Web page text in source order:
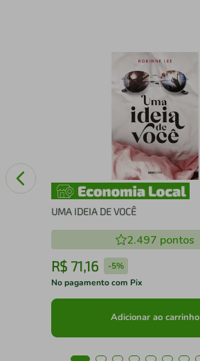
UMA IDEIA DE VOCÊ
2.497 pontos
R$ 71,16 -5%
No pagamento com Pix
Adicionar ao carrinho